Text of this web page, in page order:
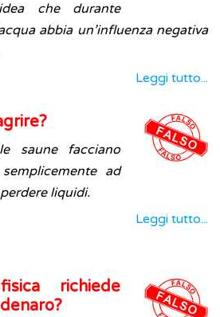
che durante
abbia un’influenza negativa
Leggi tutto...
saune facciano
ad
liquidi.
Leggi tutto...
richiede